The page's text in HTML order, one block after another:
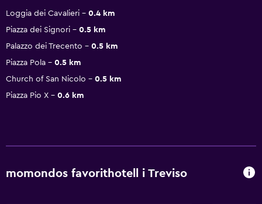
Loggia dei Cavalieri
0.4 km
Piazza dei Signori
0.5 km
Palazzo dei Trecento
0.5 km
Piazza Pola
0.5 km
Church of San Nicolo
0.5 km
Piazza Pio X
0.6 km
momondos favorithotell i Treviso